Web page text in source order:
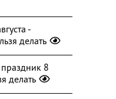
-
делать
8
делать